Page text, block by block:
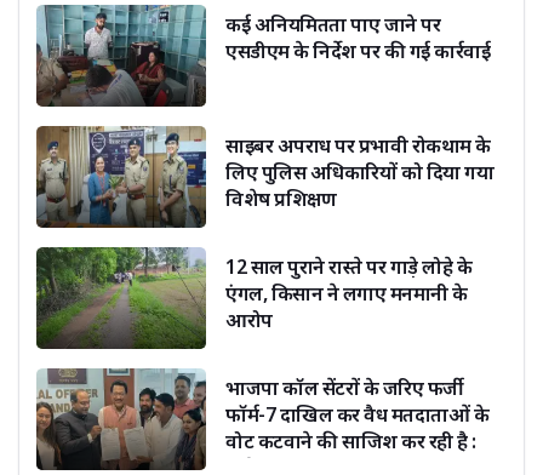
कई अनियमितता पाए जाने पर
एसडीएम के निर्देश पर की गई कार्रवाई
साइबर अपराध पर प्रभावी रोकथाम के
लिए पुलिस अधिकारियों को दिया गया
विशेष प्रशिक्षण
12 साल पुराने रास्ते पर गाड़े लोहे के
एंगल, किसान ने लगाए मनमानी के
आरोप
भाजपा कॉल सेंटरों के जरिए फर्जी
फॉर्म-7 दाखिल कर वैध मतदाताओं के
वोट कटवाने की साजिश कर रही है :